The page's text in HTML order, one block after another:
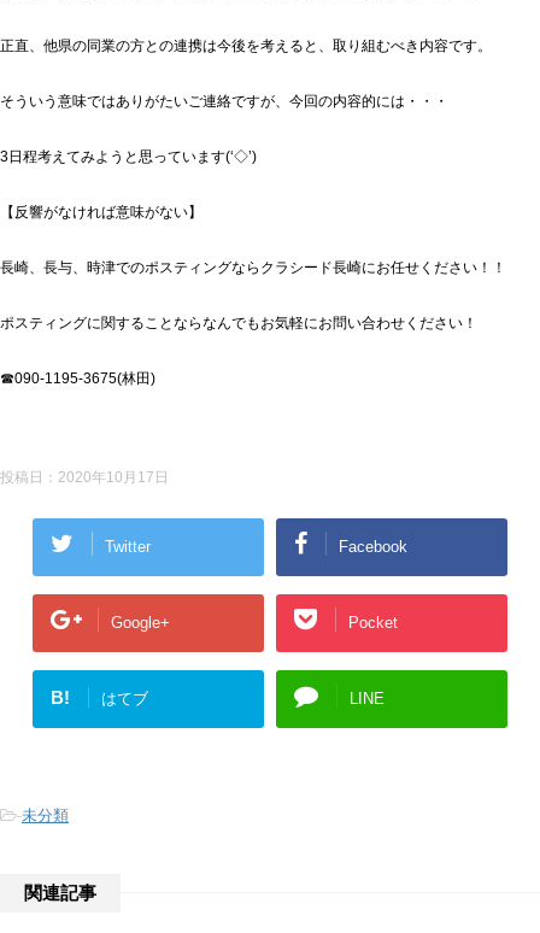
正直、他県の同業の方との連携は今後を考えると、取り組むべき内容です。
そういう意味ではありがたいご連絡ですが、今回の内容的には・・・
3日程考えてみようと思っています(‘◇’)ゞ
【反響がなければ意味がない】
長崎、長与、時津でのポスティングならクラシード長崎にお任せください！！
ポスティングに関することならなんでもお気軽にお問い合わせください！
☎090-1195-3675(林田)
投稿日： 2020年10月17日
Twitter Facebook
Google+ Pocket
B! はてブ LINE
-未分類
関連記事